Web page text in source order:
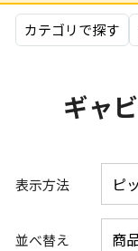
カテゴリで探す
ギャ
表示方法
並べ替え